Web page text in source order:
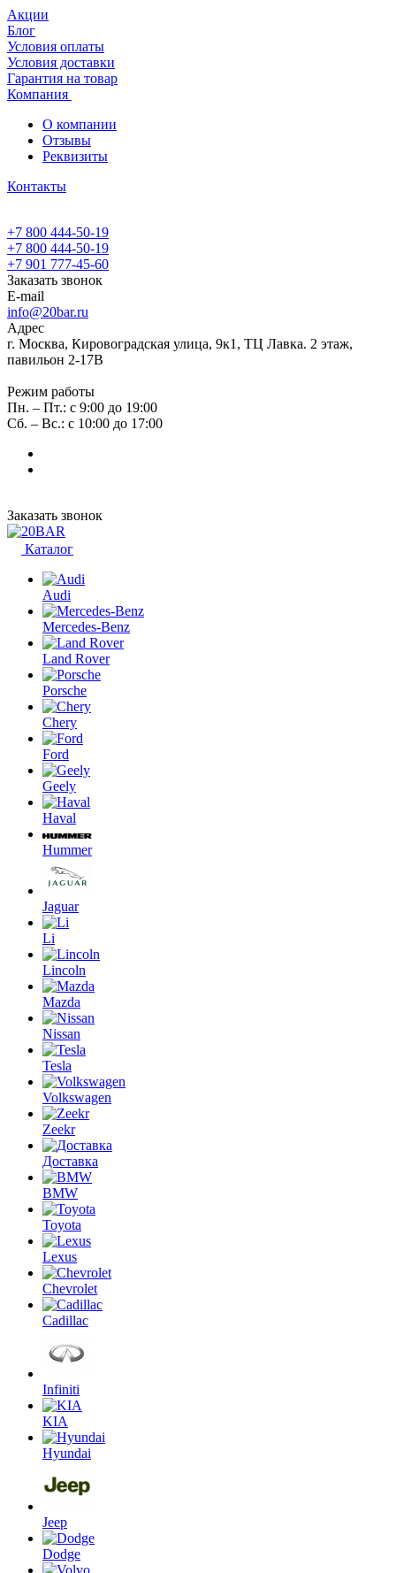
Акции
Блог
Условия оплаты
Условия доставки
Гарантия на товар
Компания
О компании
Отзывы
Реквизиты
Контакты
+7 800 444-50-19
+7 800 444-50-19
+7 901 777-45-60
Заказать звонок
E-mail
info@20bar.ru
Адрес
г. Москва, Кировоградская улица, 9к1, ТЦ Лавка. 2 этаж,
павильон 2-17В
Режим работы
Пн. – Пт.: с 9:00 до 19:00
Сб. – Вс.: с 10:00 до 17:00
Заказать звонок
Каталог
Audi
Mercedes-Benz
Land Rover
Porsche
Chery
Ford
Geely
Haval
Hummer
Jaguar
Li
Lincoln
Mazda
Nissan
Tesla
Volkswagen
Zeekr
Доставка
BMW
Toyota
Lexus
Chevrolet
Cadillac
Infiniti
KIA
Hyundai
Jeep
Dodge